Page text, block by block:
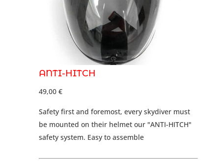
ANTI-HITCH
49,00 €
Safety first and foremost, every skydiver must
be mounted on their helmet our "ANTI-HITCH"
safety system. Easy to assemble